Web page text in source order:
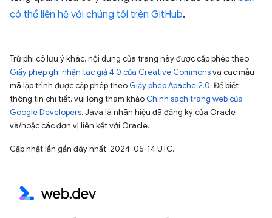
có thể liên hệ với chúng tôi trên GitHub.
Trừ phi có lưu ý khác, nội dung của trang này được cấp phép theo
Giấy phép ghi nhận tác giả 4.0 của Creative Commonsvà các mẫu
mã lập trình được cấp phép theo Giấy phép Apache 2.0. Để biết
thông tin chi tiết, vui lòng tham khảo Chính sách trang web của
Google Developers. Java là nhãn hiệu đã đăng ký của Oracle
và/hoặc các đơn vị liên kết với Oracle.
Cập nhật lần gần đây nhất: 2024-05-14 UTC.